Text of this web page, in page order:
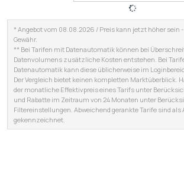
* Angebot vom 08.08.2026 / Preis kann jetzt höher sein
Gewähr.
** Bei Tarifen mit Datenautomatik können bei
Datenvolumens zusätzliche Kosten entstehen. Bei
Datenautomatik kann diese üblicherweise im
Der Vergleich bietet keinen kompletten Marktüberblick.
der monatliche Effektivpreis eines Tarifs unter
und Rabatte im Zeitraum von 24 Monaten unter
Filtereinstellungen. Abweichend gerankte Tarife sind als
gekennzeichnet.